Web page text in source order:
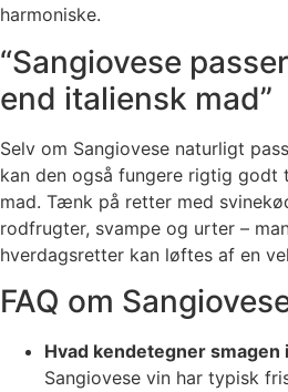
harmoniske.
“Sangiovese
end italiensk mad”
Selv om Sangiovese naturligt
kan den også fungere rigtig godt
mad. Tænk på retter med
rodfrugter, svampe og urter –
hverdagsretter kan løftes af en
FAQ om
Hvad kendetegner smagen
Sangiovese vin har typisk